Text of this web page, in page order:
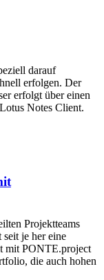
darauf
erfolgen. Der
erfolgt über einen
Notes Client.
Projektteams
je her eine
mit PONTE.project
die auch hohen